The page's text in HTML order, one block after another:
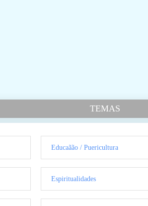
TEMAS
Educaãão / Puericultura
Espiritualidades